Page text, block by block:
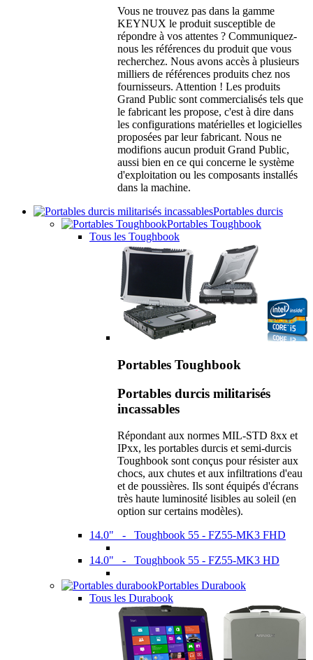
Vous ne trouvez pas dans la gamme
KEYNUX le produit susceptible de
répondre à vos attentes ? Communiquez-
nous les références du produit que vous
recherchez. Nous avons accès à plusieurs
milliers de références produits chez nos
fournisseurs. Attention ! Les produits
Grand Public sont commercialisés tels que
le fabricant les propose, c'est à dire dans
les configurations matérielles et logicielles
proposées par leur fabricant. Nous ne
modifions aucun produit Grand Public,
aussi bien en ce qui concerne le système
d'exploitation ou les composants installés
dans la machine.
Portables durcis
Portables Toughbook
Tous les Toughbook
Portables Toughbook
Portables durcis militarisés
incassables
Répondant aux normes MIL-STD 8xx et
IPxx, les portables durcis et semi-durcis
Toughbook sont conçus pour résister aux
chocs, aux chutes et aux infiltrations d'eau
et de poussières. Ils sont équipés d'écrans
très haute luminosité lisibles au soleil (en
option sur certains modèles).
14.0" - Toughbook 55 - FZ55-MK3 FHD
14.0" - Toughbook 55 - FZ55-MK3 HD
Portables Durabook
Tous les Durabook